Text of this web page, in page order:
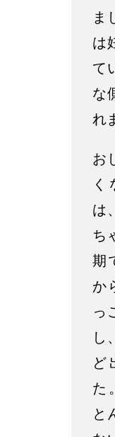
ま
は
て
な
れ
お
く
は
ち
期
か
っ
し
ど
た
と